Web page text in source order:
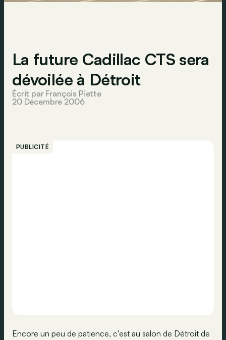
La future Cadillac CTS sera
dévoilée à Détroit
Écrit par François Piette
20 Décembre 2006
PUBLICITÉ
Encore un peu de patience, c'est au salon de Détroit de